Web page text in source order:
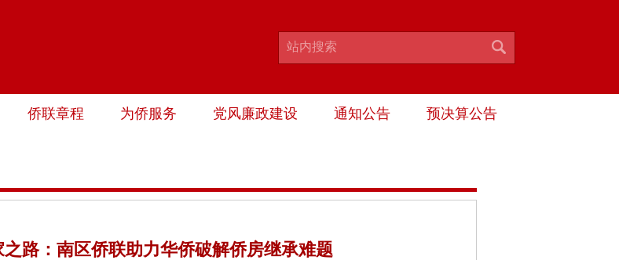
侨联章程 为侨服务 党风廉政建设 通知公告 预决算公告
路：南区侨联助力华侨破解侨房继承难题